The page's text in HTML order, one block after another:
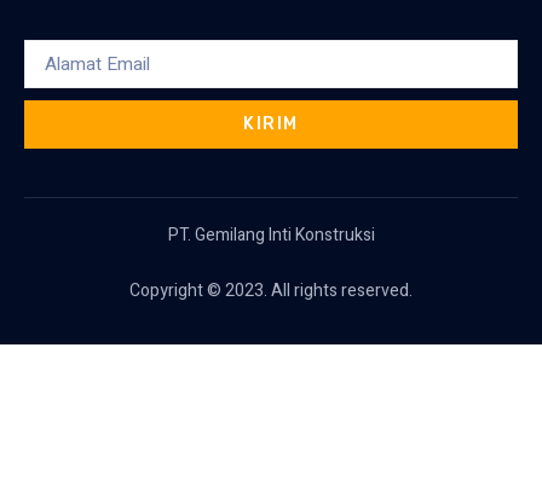
KIRIM
PT. Gemilang Inti Konstruksi
Copyright © 2023. All rights reserved.